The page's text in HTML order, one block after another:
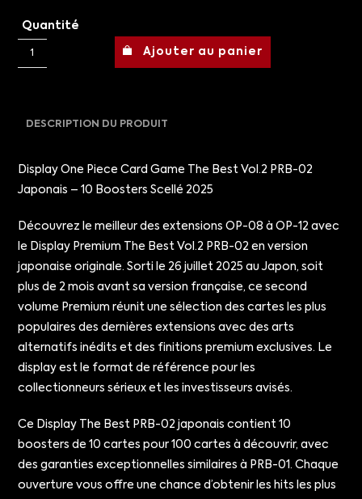
Quantité
Ajouter au panier
DESCRIPTION DU PRODUIT
Display One Piece Card Game The Best Vol.2 PRB-02
Japonais – 10 Boosters Scellé 2025
Découvrez le meilleur des extensions OP-08 à OP-12 avec
le Display Premium The Best Vol.2 PRB-02 en version
japonaise originale. Sorti le 26 juillet 2025 au Japon, soit
plus de 2 mois avant sa version française, ce second
volume Premium réunit une sélection des cartes les plus
populaires des dernières extensions avec des arts
alternatifs inédits et des finitions premium exclusives. Le
display est le format de référence pour les
collectionneurs sérieux et les investisseurs avisés.
Ce Display The Best PRB-02 japonais contient 10
boosters de 10 cartes pour 100 cartes à découvrir, avec
des garanties exceptionnelles similaires à PRB-01. Chaque
ouverture vous offre une chance d’obtenir les hits les plus